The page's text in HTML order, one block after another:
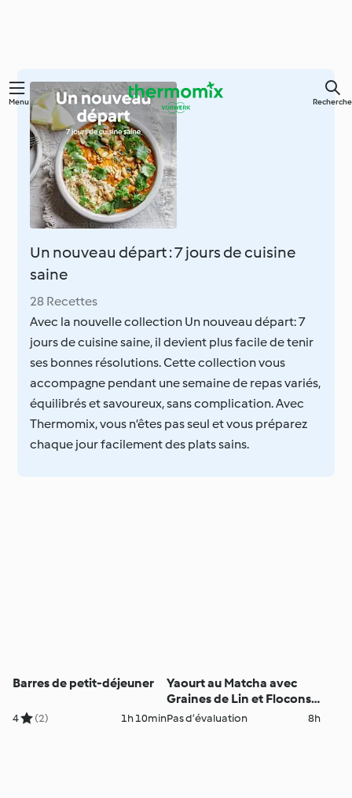
Skip
content
Menu Recherche
Un nouveau départ : 7 jours de cuisine
saine
28 Recettes
Avec la nouvelle collection Un nouveau départ: 7
jours de cuisine saine, il devient plus facile de tenir
ses bonnes résolutions. Cette collection vous
accompagne pendant une semaine de repas variés,
équilibrés et savoureux, sans complication. Avec
Thermomix, vous n’êtes pas seul et vous préparez
chaque jour facilement des plats sains.
Barres de petit-déjeuner
4 (2) 1h 10min
Yaourt au Matcha avec
Graines de Lin et Flocons
d'Avoine
Pas d’évaluation 8h